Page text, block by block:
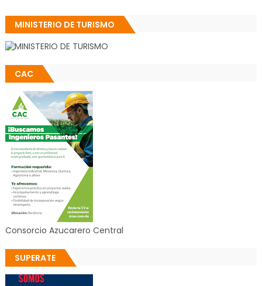
MINISTERIO DE TURISMO
CAC
Consorcio Azucarero Central
SUPERATE